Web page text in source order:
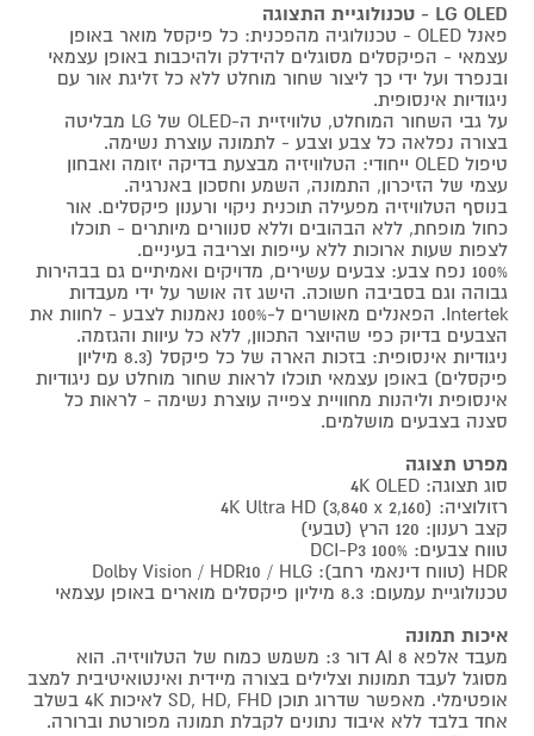
LG OLED - טכנולוגיית התצוגה
פאנל OLED - טכנולוגיה מהפכנית: כל פיקסל מואר באופן
עצמאי - הפיקסלים מסוגלים להידלק ולהיכבות באופן עצמאי
ובנפרד ועל ידי כך ליצור שחור מוחלט ללא כל זליגת אור עם
ניגודיות אינסופית.
על גבי השחור המוחלט, טלוויזיית ה-OLED של LG מבליטה
בצורה נפלאה כל צבע וצבע - לתמונה עוצרת נשימה.
טיפול OLED ייחודי: הטלוויזיה מבצעת בדיקה יזומה ואבחון
עצמי של הזיכרון, התמונה, השמע וחסכון באנרגיה.
בנוסף הטלוויזיה מפעילה תוכנית ניקוי ורענון פיקסלים. אור
כחול מופחת, ללא הבהובים וללא סנוורים מיותרים - תוכלו
לצפות שעות ארוכות ללא עייפות וצריבה בעיניים.
100% נפח צבע: צבעים עשירים, מדויקים ואמיתיים גם בבהירות
גבוהה וגם בסביבה חשוכה. הישג זה אושר על ידי מעבדות
Intertek. הפאנלים מאושרים ל-100% נאמנות לצבע - לחוות את
הצבעים בדיוק כפי שהיוצר התכוון, ללא כל עיוות והגזמה.
ניגודיות אינסופית: בזכות הארה של כל פיקסל (8.3 מיליון
פיקסלים) באופן עצמאי תוכלו לראות שחור מוחלט עם ניגודיות
אינסופית וליהנות מחוויית צפייה עוצרת נשימה - לראות כל
סצנה בצבעים מושלמים.
מפרט תצוגה
סוג תצוגה: 4K OLED
רזולוציה: 4K Ultra HD (3,840 x 2,160)
קצב רענון: 120 הרץ (טבעי)
טווח צבעים: 100% DCI-P3
HDR (טווח דינאמי רחב): Dolby Vision / HDR10 / HLG
טכנולוגיית עמעום: 8.3 מיליון פיקסלים מוארים באופן עצמאי
איכות תמונה
מעבד אלפא 8 AI דור 3: משמש כמוח של הטלוויזיה. הוא
מסוגל לעבד תמונות וצלילים בצורה מיידית ואינטואיטיבית למצב
אופטימלי. מאפשר שדרוג תוכן SD, HD, FHD לאיכות 4K בשלב
אחד בלבד ללא איבוד נתונים לקבלת תמונה מפורטת וברורה.